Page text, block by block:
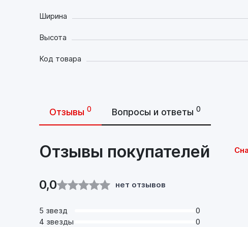
Ширина
Высота
Код товара
Отзывы 0 Вопросы и ответы 0
Отзывы покупателей
0,0 нет отзывов
5 звезд
0
4 звезды
0